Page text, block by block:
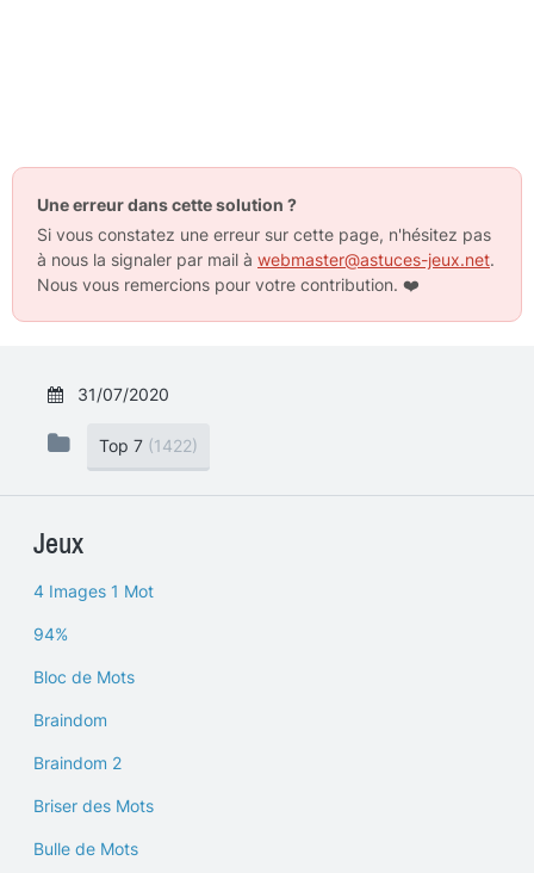
Une erreur dans cette solution ?
Si vous constatez une erreur sur cette page, n'hésitez pas
à nous la signaler par mail à webmaster@astuces-jeux.net.
Nous vous remercions pour votre contribution. ❤️
31/07/2020
Top 7 (1422)
Jeux
4 Images 1 Mot
94%
Bloc de Mots
Braindom
Braindom 2
Briser des Mots
Bulle de Mots